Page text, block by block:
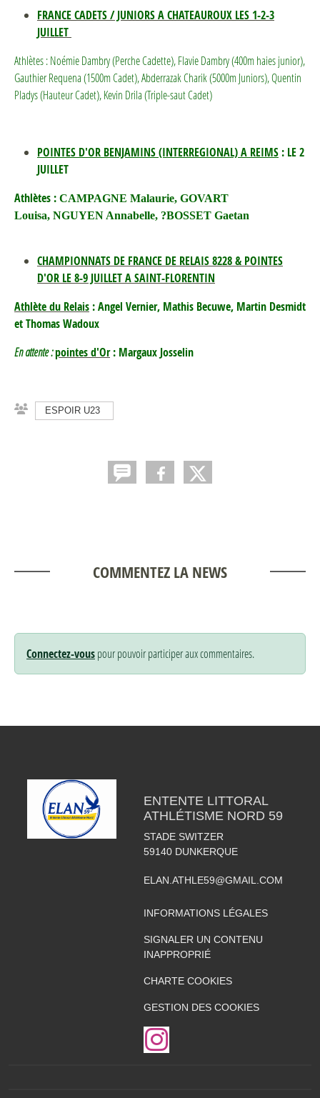
FRANCE CADETS / JUNIORS A CHATEAUROUX LES 1-2-3
JUILLET
Athlètes : Noémie Dambry (Perche Cadette), Flavie Dambry (400m haies junior),
Gauthier Requena (1500m Cadet), Abderrazak Charik (5000m Juniors), Quentin
Pladys (Hauteur Cadet), Kevin Drila (Triple-saut Cadet)
POINTES D'OR BENJAMINS (INTERREGIONAL) A REIMS : LE 2
JUILLET
Athlètes : CAMPAGNE Malaurie, GOVART
Louisa, NGUYEN Annabelle, ?BOSSET Gaetan
CHAMPIONNATS DE FRANCE DE RELAIS 8228 & POINTES
D'OR LE 8-9 JUILLET A SAINT-FLORENTIN
Athlète du Relais : Angel Vernier, Mathis Becuwe, Martin Desmidt
et Thomas Wadoux
En attente :pointes d'Or: Margaux Josselin
ESPOIR U23
COMMENTEZ LA NEWS
Connectez-vouspour pouvoir participer aux commentaires.
ENTENTE LITTORAL
ATHLÉTISME NORD 59
STADE SWITZER
59140 DUNKERQUE
ELAN.ATHLE59@GMAIL.COM
INFORMATIONS LÉGALES
SIGNALER UN CONTENU
INAPPROPRIÉ
CHARTE COOKIES
GESTION DES COOKIES